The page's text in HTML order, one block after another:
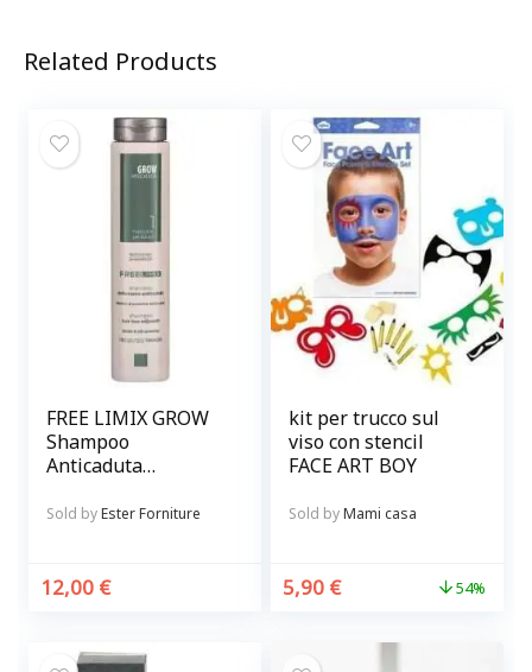
Related Products
FREE LIMIX GROW
Shampoo
Anticaduta
capelli
Sold byEster Forniture
12,00 €
kit per trucco sul
viso con stencil
FACE ART BOY
Sold byMami casa
5,90 € 54%